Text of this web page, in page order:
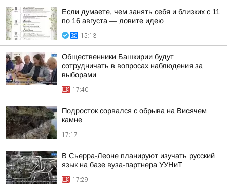
Если думаете, чем занять себя и близких с 11
по 16 августа — ловите идею
15:13
Общественники Башкирии будут
сотрудничать в вопросах наблюдения за
выборами
17:40
Подросток сорвался с обрыва на Висячем
камне
17:17
В Сьерра-Леоне планируют изучать русский
язык на базе вуза-партнера УУНиТ
17:29